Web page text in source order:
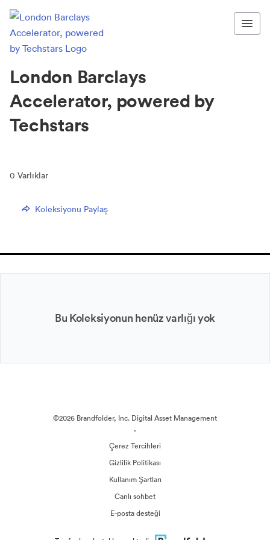
London Barclays
Accelerator, powered by
Techstars
0 Varlıklar
Koleksiyonu Paylaş
Bu Koleksiyonun henüz varlığı yok
©2026 Brandfolder, Inc. Digital Asset Management
·
Çerez Tercihleri
Gizlilik Politikası
Kullanım Şartları
Canlı sohbet
E-posta desteği